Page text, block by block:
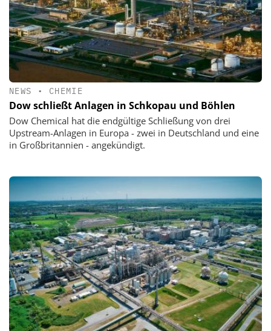
NEWS • CHEMIE
Dow schließt Anlagen in Schkopau und Böhlen
Dow Chemical hat die endgültige Schließung von drei
Upstream-Anlagen in Europa - zwei in Deutschland und eine
in Großbritannien - angekündigt.